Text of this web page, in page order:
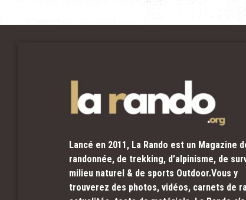
Lancé en 2011, La Rando est un Magazine
randonnée, de trekking, d’alpinisme, de
milieu naturel & de sports Outdoor.Vous y
trouverez des photos, vidéos, carnets de